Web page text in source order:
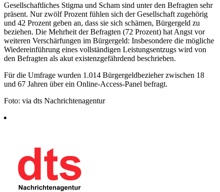
Gesellschaftliches Stigma und Scham sind unter den Befragten sehr
präsent. Nur zwölf Prozent fühlen sich der Gesellschaft zugehörig
und 42 Prozent geben an, dass sie sich schämen, Bürgergeld zu
beziehen. Die Mehrheit der Befragten (72 Prozent) hat Angst vor
weiteren Verschärfungen im Bürgergeld: Insbesondere die mögliche
Wiedereinführung eines vollständigen Leistungsentzugs wird von
den Befragten als akut existenzgefährdend beschrieben.
Für die Umfrage wurden 1.014 Bürgergeldbezieher zwischen 18
und 67 Jahren über ein Online-Access-Panel befragt.
Foto: via dts Nachrichtenagentur